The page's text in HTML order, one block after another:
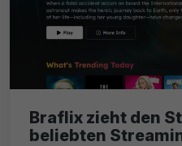
Braflix zieht den
beliebten